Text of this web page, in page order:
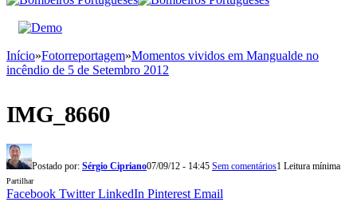
Início»Fotorreportagem»Momentos vividos em Mangualde no
incêndio de 5 de Setembro 2012
IMG_8660
Postado por: Sérgio Cipriano07/09/12 - 14:45 Sem comentários1 Leitura mínima
Partilhar
Facebook Twitter LinkedIn Pinterest Email